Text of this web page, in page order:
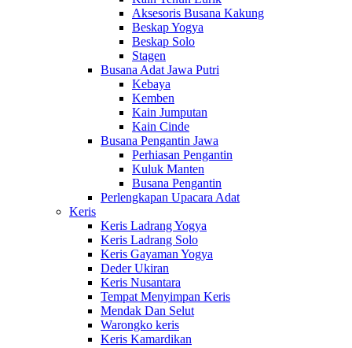
Aksesoris Busana Kakung
Beskap Yogya
Beskap Solo
Stagen
Busana Adat Jawa Putri
Kebaya
Kemben
Kain Jumputan
Kain Cinde
Busana Pengantin Jawa
Perhiasan Pengantin
Kuluk Manten
Busana Pengantin
Perlengkapan Upacara Adat
Keris
Keris Ladrang Yogya
Keris Ladrang Solo
Keris Gayaman Yogya
Deder Ukiran
Keris Nusantara
Tempat Menyimpan Keris
Mendak Dan Selut
Warongko keris
Keris Kamardikan